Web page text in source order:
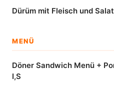
Dürüm mit Fleisch und Salat
MENÜ
Döner Sandwich Menü +
I,S